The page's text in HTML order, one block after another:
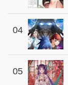
Chapter 774
Chapter 773
Chapter 772
Chapter 771
Chapter 770
04
05